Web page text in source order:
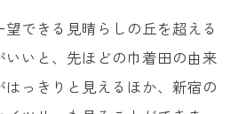
できる見晴らしの丘を超える
いと、先ほどの巾着田の由来
っきりと見えるほか、新宿の